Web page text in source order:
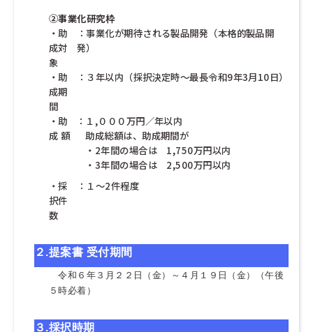
②事業化研究枠
・助
成対
象
：事業化が期待される製品開発（本格的製品開
発）
・助
成期
間
：３年以内（採択決定時～最長令和9年3月10日）
・助
成 額
：１,０００万円／年以内
・助成総額は、助成期間が
・2年間の場合は 1,750万円以内
・3年間の場合は 2,500万円以内
・採
択件
数
：１～2件程度
２.提案書 受付期間
令和６年３月２２日（金）～４月１９日（金）（午後
５時必着）
３.採択時期